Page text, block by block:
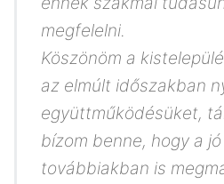
megfelelni.
Köszönöm a
az elmúlt időszakban
együttműködésüket,
bízom benne, hogy a
továbbiakban is